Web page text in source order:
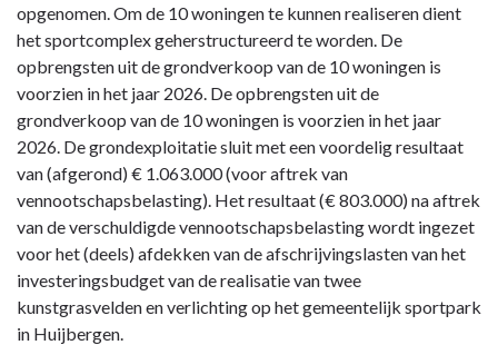
opgenomen. Om de 10 woningen te kunnen realiseren dient
het sportcomplex geherstructureerd te worden. De
opbrengsten uit de grondverkoop van de 10 woningen is
voorzien in het jaar 2026. De opbrengsten uit de
grondverkoop van de 10 woningen is voorzien in het jaar
2026. De grondexploitatie sluit met een voordelig resultaat
van (afgerond) € 1.063.000 (voor aftrek van
vennootschapsbelasting). Het resultaat (€ 803.000) na aftrek
van de verschuldigde vennootschapsbelasting wordt ingezet
voor het (deels) afdekken van de afschrijvingslasten van het
investeringsbudget van de realisatie van twee
kunstgrasvelden en verlichting op het gemeentelijk sportpark
in Huijbergen.